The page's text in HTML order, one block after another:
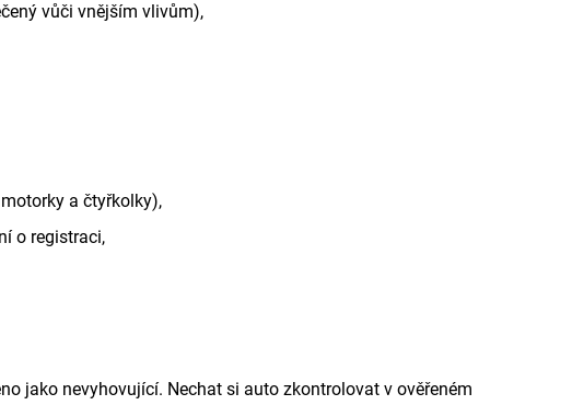
vůči vnějším vlivům),
a čtyřkolky),
o registraci,
jako nevyhovující. Nechat si auto zkontrolovat v ověřeném